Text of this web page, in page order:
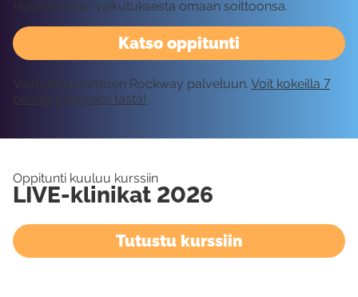
Katso oppitunti
Holdsworthin vaikutuksesta omaan soittoonsa.
Vaatii kirjautumisen Rockway palveluun. Voit kokeilla 7
päivää ilmaiseksi tästä!
Oppitunti kuuluu kurssiin
LIVE-klinikat 2026
Tutustu kurssiin